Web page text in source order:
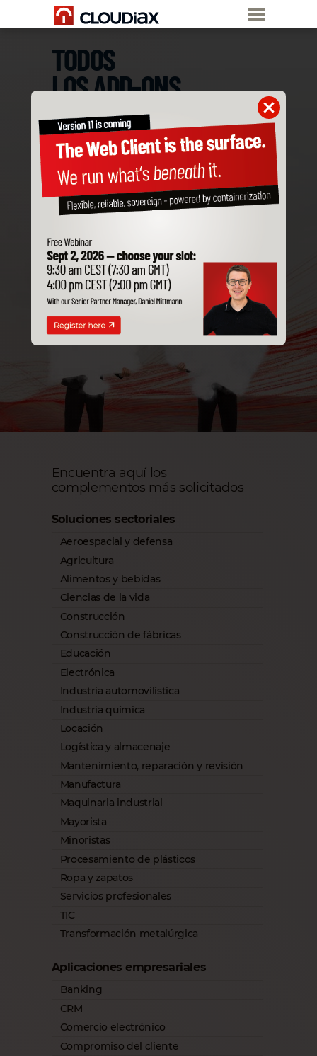
TODOS
LOS ADD-ONS
DE SAP BUSINESS ONE
SON COMPATIBLES
CON CLOUDIAX
Pide ya tu Nube
Encuentra aquí los
complementos más solicitados
Soluciones sectoriales
Aeroespacial y defensa
Agricultura
Alimentos y bebidas
Ciencias de la vida
Construcción
Construcción de fábricas
Educación
Electrónica
Industria automovilística
Industria química
Locación
Logística y almacenaje
Mantenimiento, reparación y revisión
Manufactura
Maquinaria industrial
Mayorista
Minoristas
Procesamiento de plásticos
Ropa y zapatos
Servicios profesionales
TIC
Transformación metalúrgica
Aplicaciones empresariales
Banking
CRM
Comercio electrónico
Compromiso del cliente